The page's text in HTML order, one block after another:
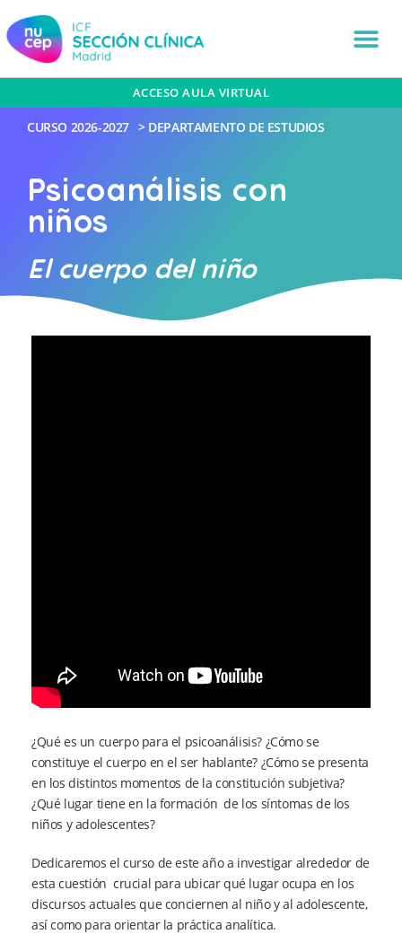
ACCESO AULA VIRTUAL
CURSO 2026-2027 > DEPARTAMENTO DE ESTUDIOS
Psicoanálisis con
niños
El cuerpo del niño
¿Qué es un cuerpo para el psicoanálisis? ¿Cómo se
constituye el cuerpo en el ser hablante? ¿Cómo se presenta
en los distintos momentos de la constitución subjetiva?
¿Qué lugar tiene en la formación de los síntomas de los
niños y adolescentes?
Dedicaremos el curso de este año a investigar alrededor de
esta cuestión crucial para ubicar qué lugar ocupa en los
discursos actuales que conciernen al niño y al adolescente,
así como para orientar la práctica analítica.